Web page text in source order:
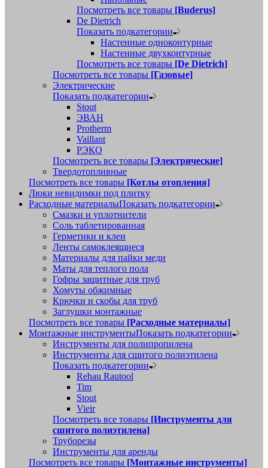
Посмотреть все товары [Buderus]
De Dietrich
Показать подкатегории
Настенные одноконтурные
Настенные двухконтурные
Посмотреть все товары [De Dietrich]
Посмотреть все товары [Газовые]
Электрические
Показать подкатегории
Stout
ЭВАН
Protherm
Vaillant
РЭКО
Посмотреть все товары [Электрические]
Твердотопливные
Посмотреть все товары [Котлы отопления]
Люки невидимки под плитку
Расходные материалыПоказать подкатегории
Смазки и уплотнители
Соль таблетированная
Герметики и клеи
Ленты самоклеящиеся
Материалы для пайки меди
Маты для теплого пола
Гофры защитные для труб
Хомуты обжимные
Крючки и скобы для труб
Заглушки монтажные
Посмотреть все товары [Расходные материалы]
Монтажные инструментыПоказать подкатегории
Инструменты для полипропилена
Инструменты для сшитого полиэтилена
Показать подкатегории
Rehau Rautool
Tim
Stout
Vieir
Посмотреть все товары [Инструменты для
сшитого полиэтилена]
Труборезы
Инструменты для аренды
Посмотреть все товары [Монтажные инструменты]